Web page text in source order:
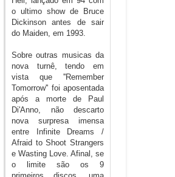
o ultimo show de Bruce
Dickinson antes de sair
do Maiden, em 1993.
Sobre outras musicas da
nova turnê, tendo em
vista que ''Remember
Tomorrow'' foi aposentada
após a morte de Paul
Di'Anno, não descarto
nova surpresa imensa
entre Infinite Dreams /
Afraid to Shoot Strangers
e Wasting Love. Afinal, se
o limite são os 9